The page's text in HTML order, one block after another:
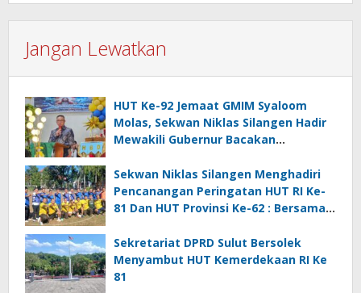
Jangan Lewatkan
HUT Ke-92 Jemaat GMIM Syaloom
Molas, Sekwan Niklas Silangen Hadir
Mewakili Gubernur Bacakan
Sekwan Niklas Silangen Menghadiri
Pencanangan Peringatan HUT RI Ke-
81 Dan HUT Provinsi Ke-62 : Bersama
Melawan Tim Kodam XIII Merdeka
Sekretariat DPRD Sulut Bersolek
Menyambut HUT Kemerdekaan RI Ke
81